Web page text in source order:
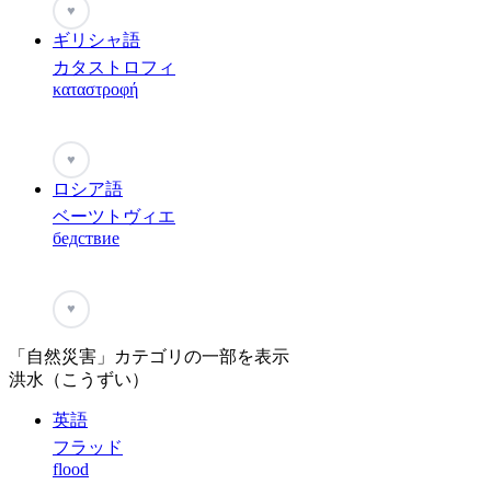
♥
ギリシャ語
カタストロフィ
καταστροφή
♥
ロシア語
ベーツトヴィエ
бедствие
♥
「自然災害」カテゴリの一部を表示
洪水（こうずい）
英語
フラッド
flood